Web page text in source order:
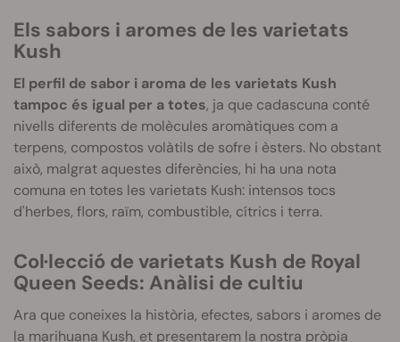
Els sabors i aromes de les varietats
Kush
El perfil de sabor i aroma de les varietats Kush
tampoc és igual per a totes, ja que cadascuna conté
nivells diferents de molècules aromàtiques com a
terpens, compostos volàtils de sofre i èsters. No obstant
això, malgrat aquestes diferències, hi ha una nota
comuna en totes les varietats Kush: intensos tocs
d'herbes, flors, raïm, combustible, cítrics i terra.
Col·lecció de varietats Kush de Royal
Queen Seeds: Anàlisi de cultiu
Ara que coneixes la història, efectes, sabors i aromes de
la marihuana Kush, et presentarem la nostra pròpia